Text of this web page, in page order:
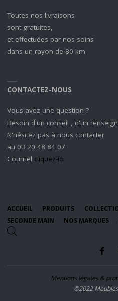
Toutes nos livraisons
sont gratuites,
et effectuées par nos soins
dans un rayon de 80 km
CONTACTEZ-NOUS
Vous avez une question ?
Besoin d'un conseil , d'un
N'hésitez pas à nous contacter
au 03 20 48 84 07
Courriel cliquez-ici
ACCUEIL PRODUITS
SECONDE MAIN
NOS MARQUES
Mentions légales &
©2022